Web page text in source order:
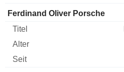
Ferdinand Oliver Porsche